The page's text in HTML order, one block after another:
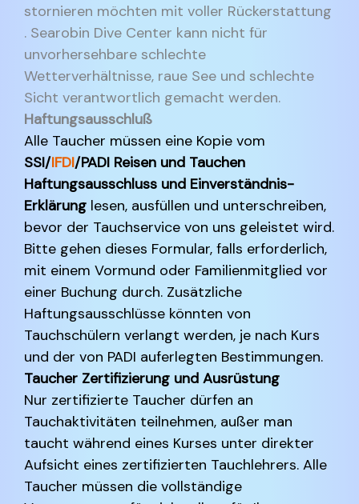
stornieren möchten mit voller Rückerstattung
. Searobin Dive Center kann nicht für
unvorhersehbare schlechte
Wetterverhältnisse, raue See und schlechte
Sicht verantwortlich gemacht werden.
Haftungsausschluß
Alle Taucher müssen eine Kopie vom
SSI/IFDI/PADI Reisen und Tauchen
Haftungsausschluss und Einverständnis-
Erklärung lesen, ausfüllen und unterschreiben,
bevor der Tauchservice von uns geleistet wird.
Bitte gehen dieses Formular, falls erforderlich,
mit einem Vormund oder Familienmitglied vor
einer Buchung durch. Zusätzliche
Haftungsausschlüsse könnten von
Tauchschülern verlangt werden, je nach Kurs
und der von PADI auferlegten Bestimmungen.
Taucher Zertifizierung und Ausrüstung
Nur zertifizierte Taucher dürfen an
Tauchaktivitäten teilnehmen, außer man
taucht während eines Kurses unter direkter
Aufsicht eines zertifizierten Tauchlehrers. Alle
Taucher müssen die vollständige